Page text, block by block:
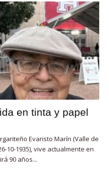
en tinta y papel
Evaristo Marín (Valle de
10-1935), vive actualmente en
90 años...